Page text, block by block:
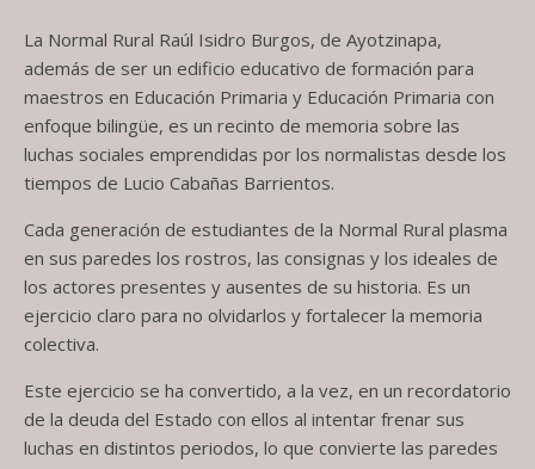
La Normal Rural Raúl Isidro Burgos, de Ayotzinapa,
además de ser un edificio educativo de formación para
maestros en Educación Primaria y Educación Primaria con
enfoque bilingüe, es un recinto de memoria sobre las
luchas sociales emprendidas por los normalistas desde los
tiempos de Lucio Cabañas Barrientos.
Cada generación de estudiantes de la Normal Rural plasma
en sus paredes los rostros, las consignas y los ideales de
los actores presentes y ausentes de su historia. Es un
ejercicio claro para no olvidarlos y fortalecer la memoria
colectiva.
Este ejercicio se ha convertido, a la vez, en un recordatorio
de la deuda del Estado con ellos al intentar frenar sus
luchas en distintos periodos, lo que convierte las paredes